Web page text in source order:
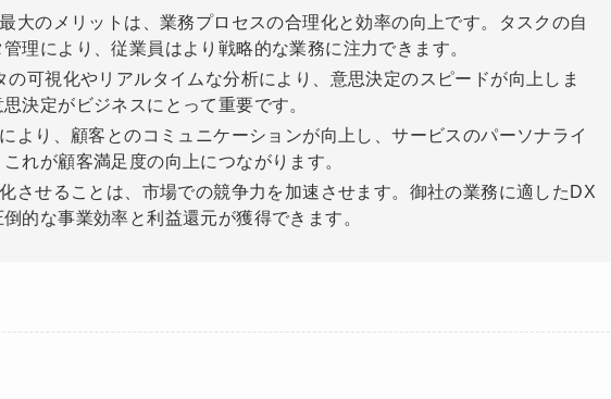
大のメリットは、業務プロセスの合理化と効率の向上です。タスクの自
理により、従業員はより戦略的な業務に注力できます。
の可視化やリアルタイムな分析により、意思決定のスピードが向上しま
決定がビジネスにとって重要です。
より、顧客とのコミュニケーションが向上し、サービスのパーソナライ
れが顧客満足度の向上につながります。
させることは、市場での競争力を加速させます。御社の業務に適したDX
的な事業効率と利益還元が獲得できます。